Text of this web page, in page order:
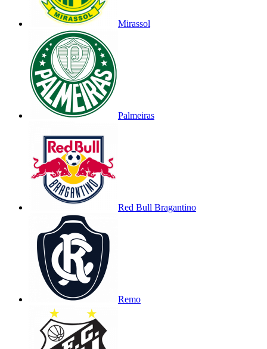
Mirassol
Palmeiras
Red Bull Bragantino
Remo